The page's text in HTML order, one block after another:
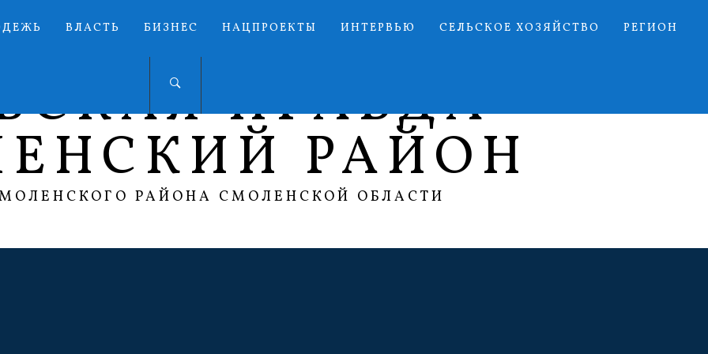
ВЛАСТЬ БИЗНЕС НАЦПРОЕКТЫ ИНТЕРВЬЮ СЕЛЬСКОЕ ХОЗЯЙСТВО РЕГИОН
ПРАВДА
РАЙОН
РАЙОНА СМОЛЕНСКОЙ ОБЛАСТИ